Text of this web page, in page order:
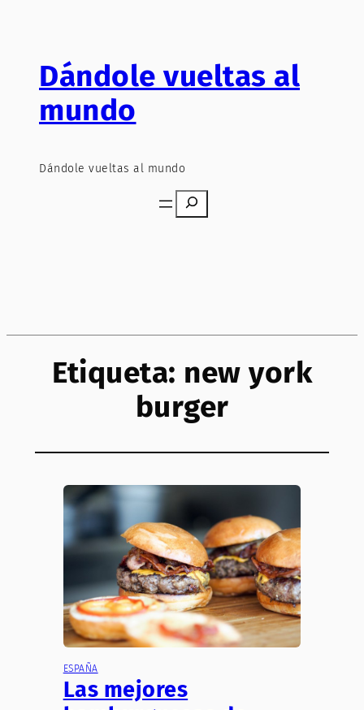
contenido
Dándole vueltas al
mundo
Dándole vueltas al mundo
Search
Etiqueta: new york
burger
ESPAÑA
Las mejores